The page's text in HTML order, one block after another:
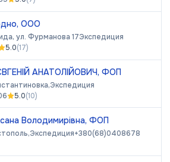
ООО
ул. Фурманова 17Экспедиция
5.0(17)
АНАТОЛІЙОВИЧ, ФОП
Экспедиция
5.0(10)
Володимирівна, ФОП
Экспедиция+380(68)0408678